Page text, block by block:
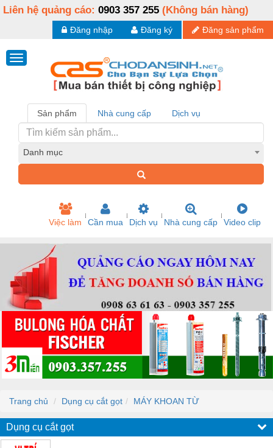
Liên hệ quảng cáo: 0903 357 255 (Không bán hàng)
Đăng sản phẩm
Đăng ký
Đăng nhập
Sản phẩm Nhà cung cấp Dịch vụ
Danh mục
Việc làm Cần mua Dịch vụ Nhà cung cấp Video clip
Trang chủ Dụng cụ cắt gọt MÁY KHOAN TỪ
Dụng cụ cắt gọt